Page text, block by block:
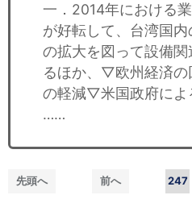
一．2014年における
が好転して、台湾国
の拡大を図って設備
るほか、▽欧州経済
の軽減▽米国政府に
……
先頭へ 前へ 247